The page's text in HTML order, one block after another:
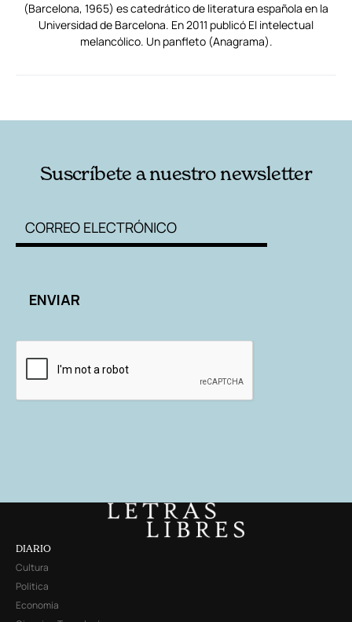
(Barcelona, 1965) es catedrático de literatura española en la
Universidad de Barcelona. En 2011 publicó El intelectual
melancólico. Un panfleto (Anagrama).
Suscríbete a nuestro newsletter
DIARIO
Cultura
Política
Economía